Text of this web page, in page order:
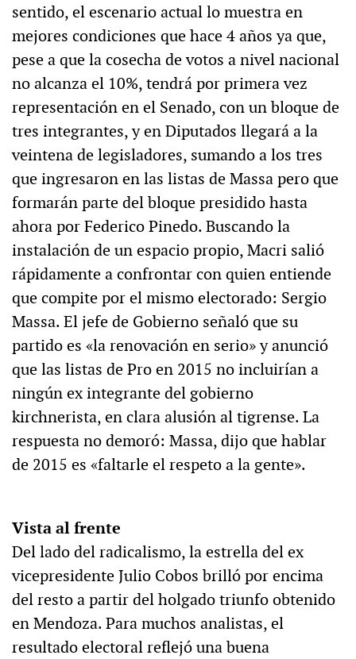
sentido, el escenario actual lo muestra en
mejores condiciones que hace 4 años ya que,
pese a que la cosecha de votos a nivel nacional
no alcanza el 10%, tendrá por primera vez
representación en el Senado, con un bloque de
tres integrantes, y en Diputados llegará a la
veintena de legisladores, sumando a los tres
que ingresaron en las listas de Massa pero que
formarán parte del bloque presidido hasta
ahora por Federico Pinedo. Buscando la
instalación de un espacio propio, Macri salió
rápidamente a confrontar con quien entiende
que compite por el mismo electorado: Sergio
Massa. El jefe de Gobierno señaló que su
partido es «la renovación en serio» y anunció
que las listas de Pro en 2015 no incluirían a
ningún ex integrante del gobierno
kirchnerista, en clara alusión al tigrense. La
respuesta no demoró: Massa, dijo que hablar
de 2015 es «faltarle el respeto a la gente».
Vista al frente
Del lado del radicalismo, la estrella del ex
vicepresidente Julio Cobos brilló por encima
del resto a partir del holgado triunfo obtenido
en Mendoza. Para muchos analistas, el
resultado electoral reflejó una buena